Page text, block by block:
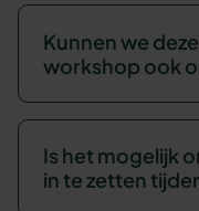
Kunnen we
workshop ook
Is het mogelijk
in te zetten